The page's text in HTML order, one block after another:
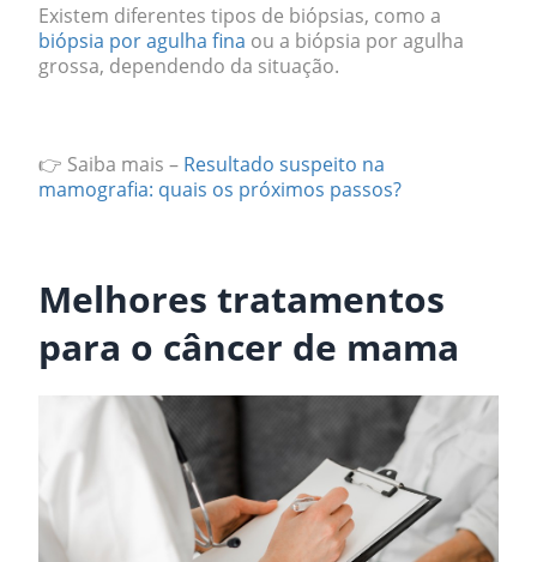
Existem diferentes tipos de biópsias, como a
biópsia por agulha fina ou a biópsia por agulha
grossa, dependendo da situação.
👉 Saiba mais – Resultado suspeito na
mamografia: quais os próximos passos?
Melhores tratamentos
para o câncer de mama